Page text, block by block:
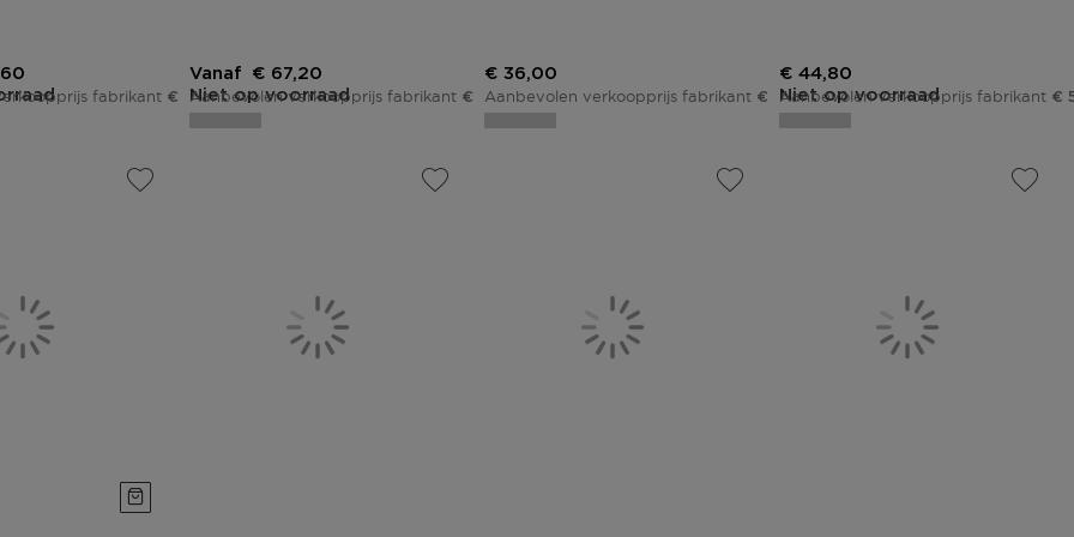
fabrikant € 102,00
Niet op voorraad
Vanaf Kortingsprijs
€ 67,20
Aanbevolen verkoopprijs fabrikant € 84,00
Kortingsprijs
€ 36,00
Aanbevolen verkoopprijs fabrikant € 45,00
Niet op voorraad
Kortingsprijs
€ 44,80
Aanbevolen verkoopprijs fabrikant €